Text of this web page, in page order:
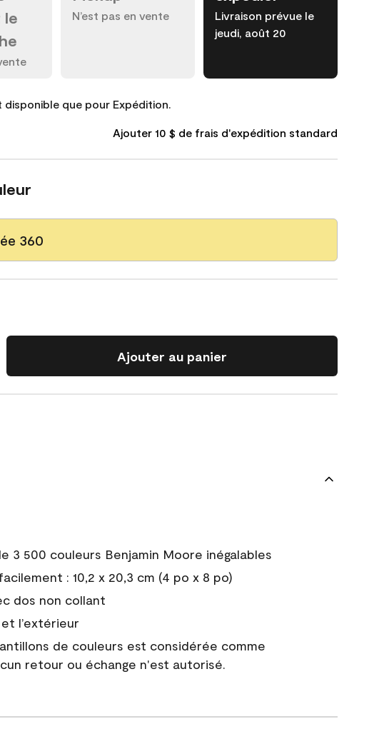
le
N’est pas en vente
Livraison prévue le
jeudi, août 20
disponible que pour Expédition.
Ajouter 10 $ de frais d'expédition standard
360
Ajouter au panier
3 500 couleurs Benjamin Moore inégalables
: 10,2 x 20,3 cm (4 po x 8 po)
dos non collant
l’extérieur
de couleurs est considérée comme
retour ou échange n'est autorisé.